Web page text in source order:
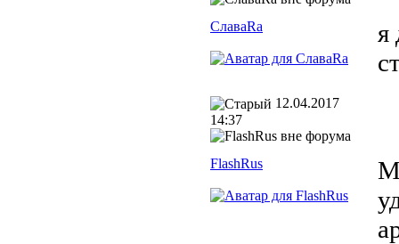
СлаваRa
я
12.04.2017
14:37
FlashRus